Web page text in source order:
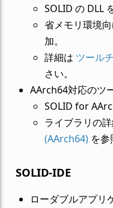
SOLID の DLL
省メモリ環境
加。
詳細は ツール
さい。
AArch64対応のツ
SOLID for
ライブラリの
(AArch64)を参
SOLID-IDE
ローダブルアプリ